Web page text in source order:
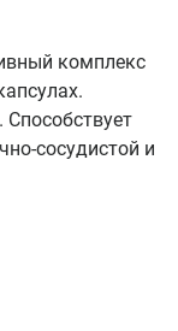
комплекс
сосудистой и